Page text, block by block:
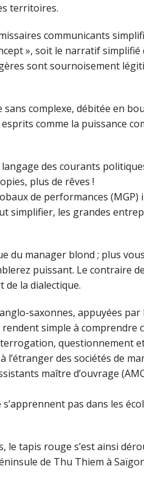
territoires.
communicants
», soit le narratif simplifié
sont sournoisement
complexe, débitée en
comme la puissance
des courants
plus de rêves !
de performances (MGP)
simplifier, les grandes
du manager blond ; plus
puissant. Le contraire
de la dialectique.
saxonnes, appuyées
simple à comprendre
questionnement
des sociétés de
maître d’ouvrage
pas dans les
le tapis rouge s’est ainsi
de Thu Thiem à